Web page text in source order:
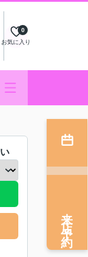
お気に入り
0
来店予約